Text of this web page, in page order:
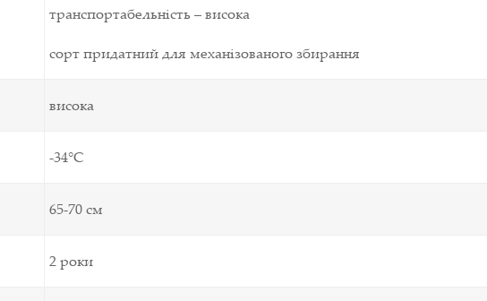
транспортабельність – висока
сорт придатний для механізованого збирання
висока
-34°С
65-70 см
2 роки